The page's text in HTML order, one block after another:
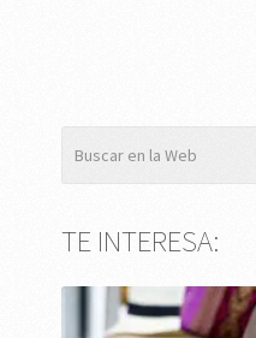
TE INTERESA: